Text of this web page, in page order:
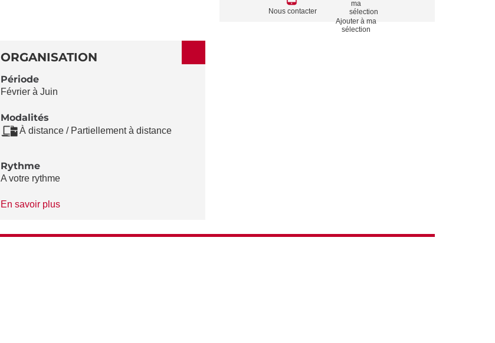
TO
ACTIONS
Nous contacter
Ajouter à ma
sélection
ORGANISATION
Période
Février à Juin
Modalités
À distance / Partiellement à distance
Rythme
A votre rythme
En savoir plusà
Rythme